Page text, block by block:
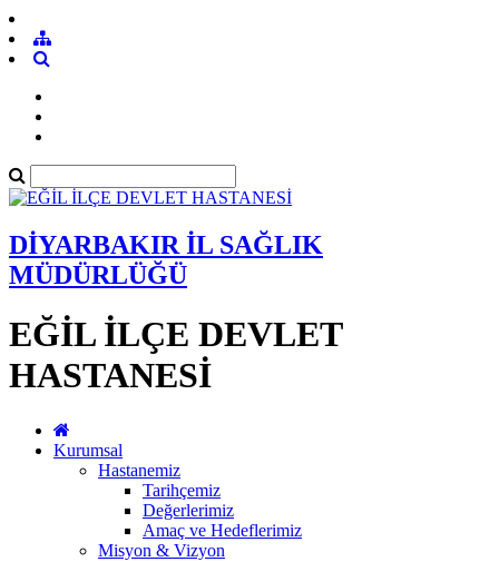
DİYARBAKIR İL SAĞLIK
MÜDÜRLÜĞÜ
EĞİL İLÇE DEVLET
HASTANESİ
Kurumsal
Hastanemiz
Tarihçemiz
Değerlerimiz
Amaç ve Hedeflerimiz
Misyon & Vizyon